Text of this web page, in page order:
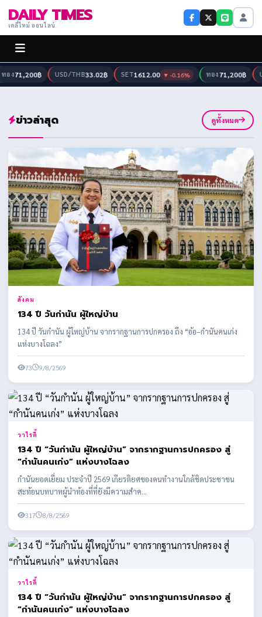
DAILY TIMES
เดลี่ไทม์ ออนไลน์
71,200฿ USD/THB33.02฿ SET 1612.00 ▼ -0.16% ทอง 71,200฿
ข่าวล่าสุด ดูทั้งหมด
สังคม
134 ปี วันกำนัน ผู้ใหญ่บ้าน
134 ปี วันกำนัน ผู้ใหญ่บ้าน จากรากฐานการปกครอง ถึง “อ้อ–กำนันคนเก่ง
แห่งบางโฉลง”
73 9/8/2569
วาไรตี้
134 ปี “วันกำนัน ผู้ใหญ่บ้าน” จากรากฐานการปกครอง สู่
“กำนันคนเก่ง” แห่งบางโฉลง
กำนันยอดเยี่ยม ประจำปี 2569 เกียรติยศของคนทำงานใกล้ชิดประชาชน
สะท้อนบทบาทผู้นำท้องที่ที่ยังมีความสำค...
317 8/8/2569
วาไรตี้
134 ปี “วันกำนัน ผู้ใหญ่บ้าน” จากรากฐานการปกครอง สู่
“กำนันคนเก่ง” แห่งบางโฉลง